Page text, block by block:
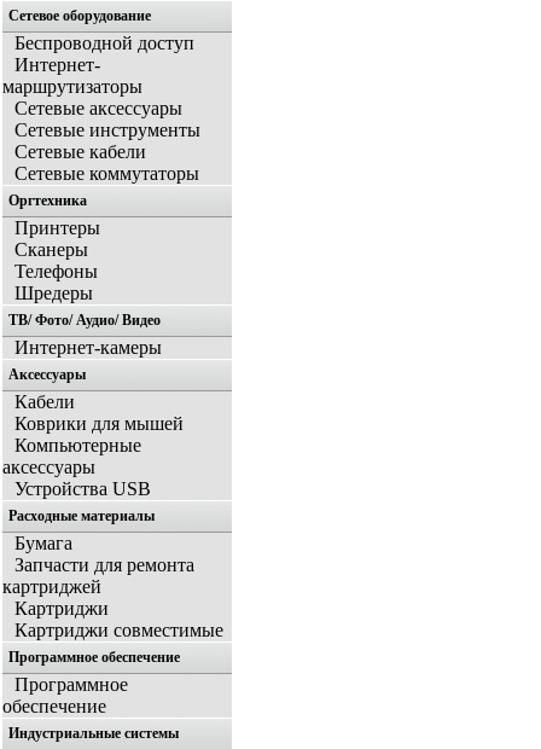
Сетевое оборудование
Беспроводной доступ
Интернет-
маршрутизаторы
Сетевые аксессуары
Сетевые инструменты
Сетевые кабели
Сетевые коммутаторы
Оргтехника
Принтеры
Сканеры
Телефоны
Шредеры
ТВ/ Фото/ Аудио/ Видео
Интернет-камеры
Аксессуары
Кабели
Коврики для мышей
Компьютерные
аксессуары
Устройства USB
Расходные материалы
Бумага
Запчасти для ремонта
картриджей
Картриджи
Картриджи совместимые
Программное обеспечение
Программное
обеспечение
Индустриальные системы